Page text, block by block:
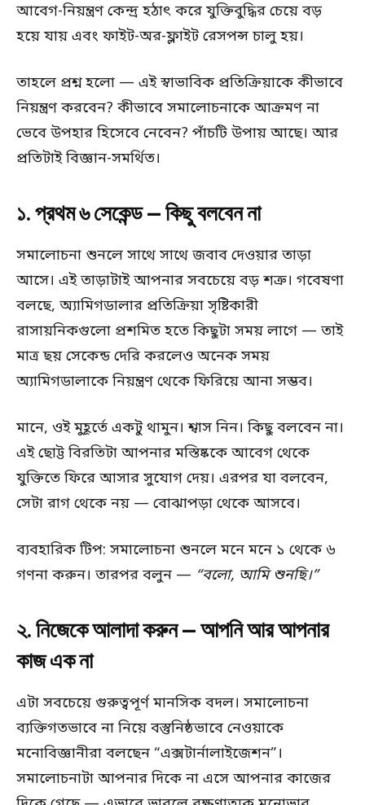
আবেগ-নিয়ন্ত্রণ কেন্দ্র হঠাৎ করে যুক্তিবুদ্ধির চেয়ে বড়
হয়ে যায় এবং ফাইট-অর-ফ্লাইট রেসপন্স চালু হয়।
তাহলে প্রশ্ন হলো — এই স্বাভাবিক প্রতিক্রিয়াকে কীভাবে
নিয়ন্ত্রণ করবেন? কীভাবে সমালোচনাকে আক্রমণ না
ভেবে উপহার হিসেবে নেবেন? পাঁচটি উপায় আছে। আর
প্রতিটাই বিজ্ঞান-সমর্থিত।
১. প্রথম ৬ সেকেন্ড — কিছু বলবেন না
সমালোচনা শুনলে সাথে সাথে জবাব দেওয়ার তাড়া
আসে। এই তাড়াটাই আপনার সবচেয়ে বড় শত্রু। গবেষণা
বলছে, অ্যামিগডালার প্রতিক্রিয়া সৃষ্টিকারী
রাসায়নিকগুলো প্রশমিত হতে কিছুটা সময় লাগে — তাই
মাত্র ছয় সেকেন্ড দেরি করলেও অনেক সময়
অ্যামিগডালাকে নিয়ন্ত্রণ থেকে ফিরিয়ে আনা সম্ভব।
মানে, ওই মুহূর্তে একটু থামুন। শ্বাস নিন। কিছু বলবেন না।
এই ছোট্ট বিরতিটা আপনার মস্তিষ্ককে আবেগ থেকে
যুক্তিতে ফিরে আসার সুযোগ দেয়। এরপর যা বলবেন,
সেটা রাগ থেকে নয় — বোঝাপড়া থেকে আসবে।
ব্যবহারিক টিপ: সমালোচনা শুনলে মনে মনে ১ থেকে ৬
গণনা করুন। তারপর বলুন — “বলো, আমি শুনছি।”
২. নিজেকে আলাদা করুন — আপনি আর আপনার
কাজ এক না
এটা সবচেয়ে গুরুত্বপূর্ণ মানসিক বদল। সমালোচনা
ব্যক্তিগতভাবে না নিয়ে বস্তুনিষ্ঠভাবে নেওয়াকে
মনোবিজ্ঞানীরা বলছেন “এক্সটার্নালাইজেশন”।
সমালোচনাটা আপনার দিকে না এসে আপনার কাজের